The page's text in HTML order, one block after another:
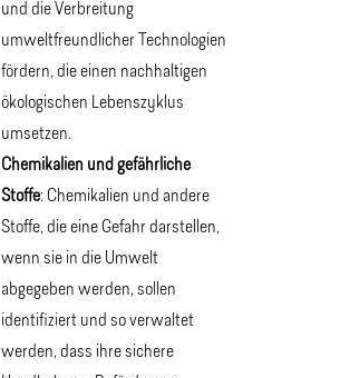
und die Verbreitung
umweltfreundlicher Technologien
fördern, die einen nachhaltigen
ökologischen Lebenszyklus
umsetzen.
Chemikalien und gefährliche
Stoffe: Chemikalien und andere
Stoffe, die eine Gefahr darstellen,
wenn sie in die Umwelt
abgegeben werden, sollen
identifiziert und so verwaltet
werden, dass ihre sichere